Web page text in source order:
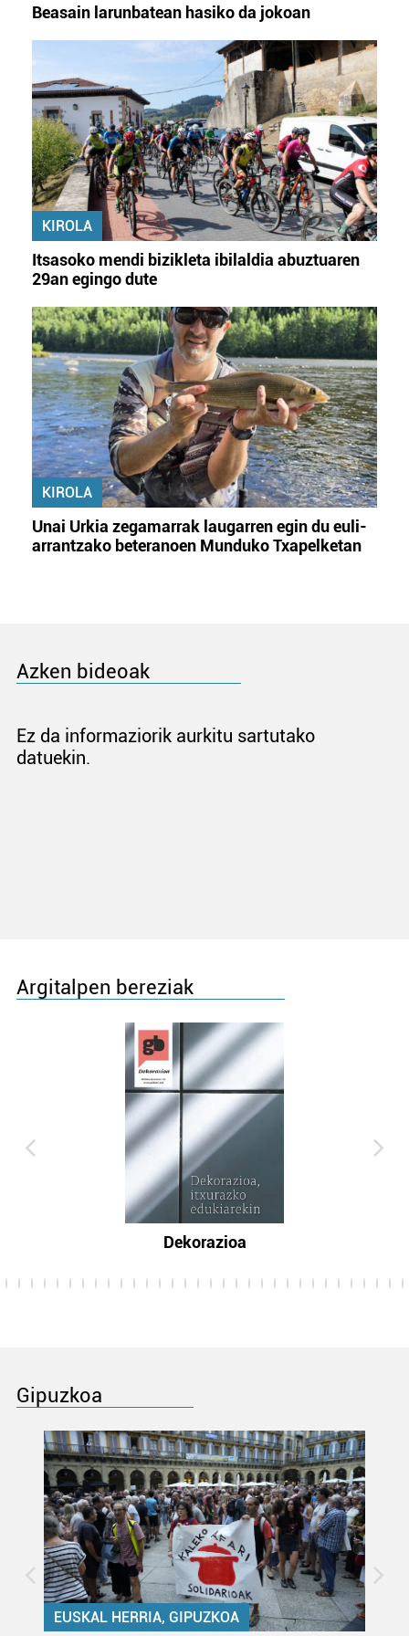
Beasain larunbatean hasiko da jokoan
KIROLA
Itsasoko mendi bizikleta ibilaldia abuztuaren
29an egingo dute
KIROLA
Unai Urkia zegamarrak laugarren egin du euli-
arrantzako beteranoen Munduko Txapelketan
Azken bideoak
Ez da informaziorik aurkitu sartutako
datuekin.
Argitalpen bereziak
Dekorazioa
Gipuzkoa
EUSKAL HERRIA, GIPUZKOA